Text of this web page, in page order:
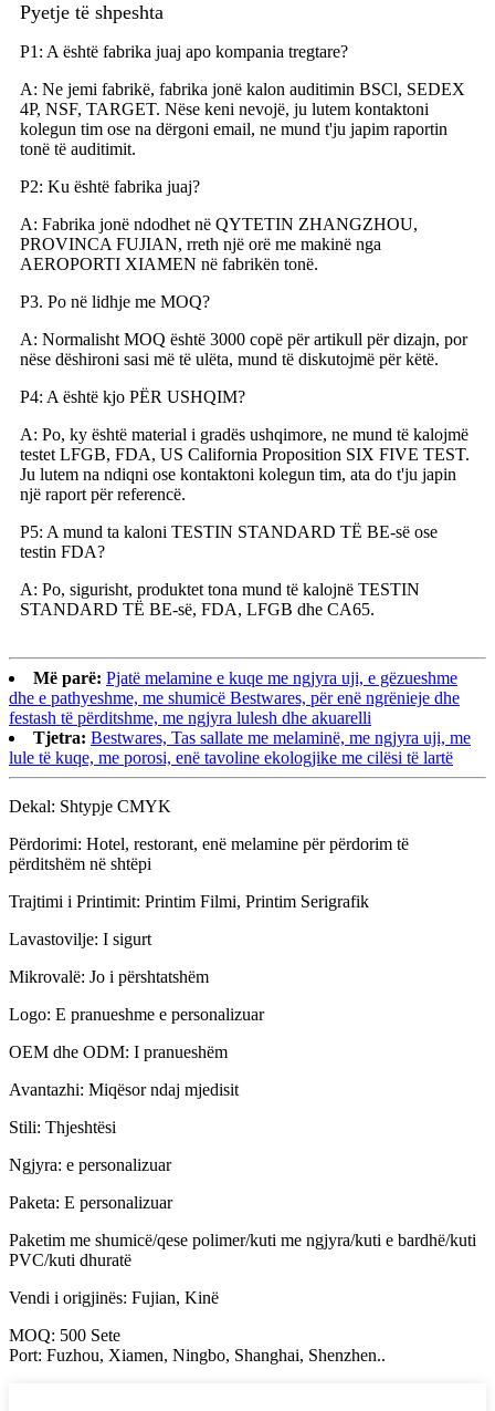
Pyetje të shpeshta
P1: A është fabrika juaj apo kompania tregtare?
A: Ne jemi fabrikë, fabrika jonë kalon auditimin BSCl, SEDEX
4P, NSF, TARGET. Nëse keni nevojë, ju lutem kontaktoni
kolegun tim ose na dërgoni email, ne mund t'ju japim raportin
tonë të auditimit.
P2: Ku është fabrika juaj?
A: Fabrika jonë ndodhet në QYTETIN ZHANGZHOU,
PROVINCA FUJIAN, rreth një orë me makinë nga
AEROPORTI XIAMEN në fabrikën tonë.
P3. Po në lidhje me MOQ?
A: Normalisht MOQ është 3000 copë për artikull për dizajn, por
nëse dëshironi sasi më të ulëta, mund të diskutojmë për këtë.
P4: A është kjo PËR USHQIM?
A: Po, ky është material i gradës ushqimore, ne mund të kalojmë
testet LFGB, FDA, US California Proposition SIX FIVE TEST.
Ju lutem na ndiqni ose kontaktoni kolegun tim, ata do t'ju japin
një raport për referencë.
P5: A mund ta kaloni TESTIN STANDARD TË BE-së ose
testin FDA?
A: Po, sigurisht, produktet tona mund të kalojnë TESTIN
STANDARD TË BE-së, FDA, LFGB dhe CA65.
Më parë: Pjatë melamine e kuqe me ngjyra uji, e gëzueshme
dhe e pathyeshme, me shumicë Bestwares, për enë ngrënieje dhe
festash të përditshme, me ngjyra lulesh dhe akuarelli
Tjetra: Bestwares, Tas sallate me melaminë, me ngjyra uji, me
lule të kuqe, me porosi, enë tavoline ekologjike me cilësi të lartë
Dekal: Shtypje CMYK
Përdorimi: Hotel, restorant, enë melamine për përdorim të
përditshëm në shtëpi
Trajtimi i Printimit: Printim Filmi, Printim Serigrafik
Lavastovilje: I sigurt
Mikrovalë: Jo i përshtatshëm
Logo: E pranueshme e personalizuar
OEM dhe ODM: I pranueshëm
Avantazhi: Miqësor ndaj mjedisit
Stili: Thjeshtësi
Ngjyra: e personalizuar
Paketa: E personalizuar
Paketim me shumicë/qese polimer/kuti me ngjyra/kuti e bardhë/kuti
PVC/kuti dhuratë
Vendi i origjinës: Fujian, Kinë
MOQ: 500 Sete
Port: Fuzhou, Xiamen, Ningbo, Shanghai, Shenzhen..